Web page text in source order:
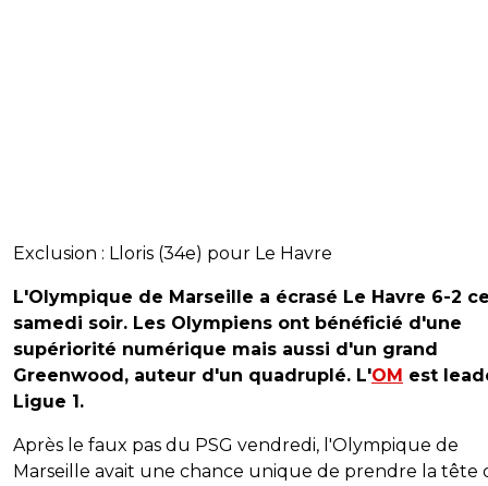
Exclusion : Lloris (34e) pour Le Havre
L'Olympique de Marseille a écrasé Le Havre 6-2
samedi soir. Les Olympiens ont bénéficié d'une
supériorité numérique mais aussi d'un grand
Greenwood, auteur d'un quadruplé. L'OM est
Ligue 1.
Après le faux pas du PSG vendredi, l'Olympique de
Marseille avait une chance unique de prendre la tête